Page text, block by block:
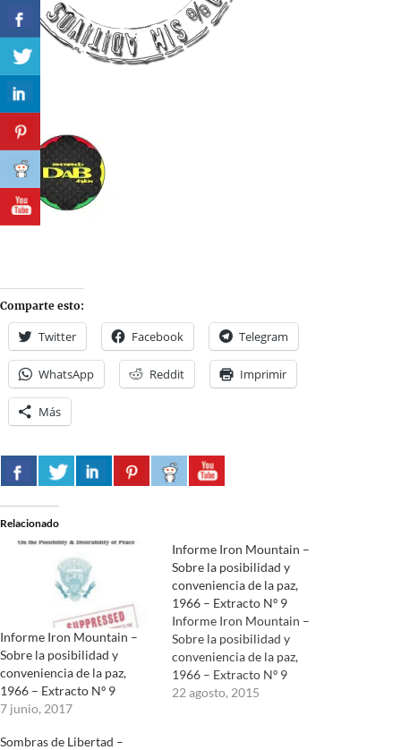
Comparte esto:
Twitter Facebook Telegram
WhatsApp Reddit Imprimir
Más
Relacionado
Informe Iron Mountain –
Sobre la posibilidad y
conveniencia de la paz,
1966 – Extracto Nº 9
7 junio, 2017
Informe Iron Mountain –
Sobre la posibilidad y
conveniencia de la paz,
1966 – Extracto Nº 9
Informe Iron Mountain –
Sobre la posibilidad y
conveniencia de la paz,
1966 – Extracto Nº 9
22 agosto, 2015
Sombras de Libertad –